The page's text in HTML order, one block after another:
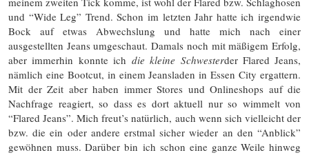
und “Wide Leg” Trend. Schon im letzten Jahr hatte ich irgendwie
Bock auf etwas Abwechslung und hatte mich nach einer
ausgestellten Jeans umgeschaut. Damals noch mit mäßigem Erfolg,
aber immerhin konnte ich die kleine Schwesterder Flared Jeans,
nämlich eine Bootcut, in einem Jeansladen in Essen City ergattern.
Mit der Zeit aber haben immer Stores und Onlineshops auf die
Nachfrage reagiert, so dass es dort aktuell nur so wimmelt von
“Flared Jeans”. Mich freut’s natürlich, auch wenn sich vielleicht der
bzw. die ein oder andere erstmal sicher wieder an den “Anblick”
gewöhnen muss. Darüber bin ich schon eine ganze Weile hinweg